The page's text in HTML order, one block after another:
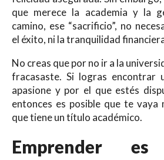
que merece la academia y la
camino, ese “sacrificio”, no
el éxito, ni la tranquilidad
No creas que por no ir a la
fracasaste. Si logras encontrar
apasione y por el que estés
entonces es posible que te vaya
que tiene un título académico.
Emprender es